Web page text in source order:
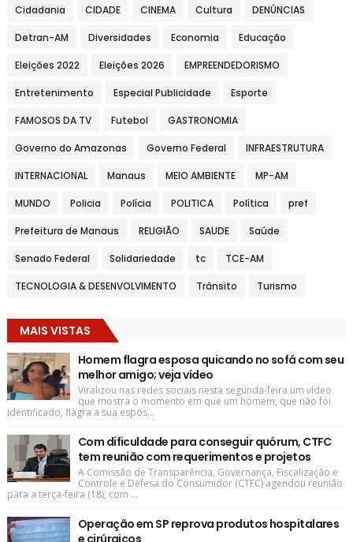
Cidadania CIDADE CINEMA Cultura DENÚNCIAS
Detran-AM Diversidades Economia Educação
Eleições 2022 Eleições 2026 EMPREENDEDORISMO
Entretenimento Especial Publicidade Esporte
FAMOSOS DA TV Futebol GASTRONOMIA
Governo do Amazonas Governo Federal INFRAESTRUTURA
INTERNACIONAL Manaus MEIO AMBIENTE MP-AM
MUNDO Policia Polícia POLITICA Política pref
Prefeitura de Manaus RELIGIÃO SAUDE Saúde
Senado Federal Solidariedade tc TCE-AM
TECNOLOGIA & DESENVOLVIMENTO Trânsito Turismo
MAIS VISTAS
Homem flagra esposa quicando no sofá com seu
melhor amigo; veja vídeo
Viralizou nas redes sociais nesta segunda-feira um vídeo
que mostra o momento em que um homem, que não foi
identificado, flagra a sua espos...
Com dificuldade para conseguir quórum, CTFC
tem reunião com requerimentos e projetos
A Comissão de Transparência, Governança, Fiscalização e
Controle e Defesa do Consumidor (CTFC) agendou reunião
para a terça-feira (18), com ...
Operação em SP reprova produtos hospitalares